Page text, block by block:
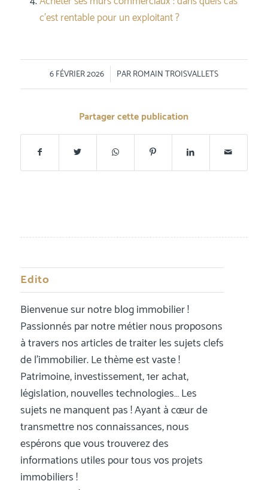
c’est rentable pour un exploitant ?
6 FÉVRIER 2026
/ PARROMAIN TROISVALLETS
Partager cette publication
Edito
Bienvenue sur notre blog immobilier !
Passionnés par notre métier nous proposons
à travers nos articles de traiter les sujets clefs
de l’immobilier. Le thème est vaste !
Patrimoine, investissement, 1er achat,
législation, nouvelles technologies… Les
sujets ne manquent pas ! Ayant à cœur de
transmettre nos connaissances, nous
espérons que vous trouverez des
informations utiles pour tous vos projets
immobiliers !